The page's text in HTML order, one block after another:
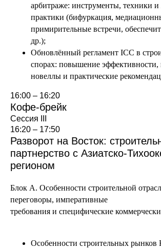
арбитраже: инструменты, техники
практики (бифуркация,
примирительные встречи,
др.);
Обновлённый регламент ICC в
спорах: повышение эффективности,
новеллы и практические
16:00 – 16:20
Кофе-брейк
Сессия III
16:20 – 17:50
Разворот на Восток:
партнерство с Азиатско-
регионом
Блок А. Особенности строительной
переговоры, императивные
требования и специфические
Особенности строительных рынков